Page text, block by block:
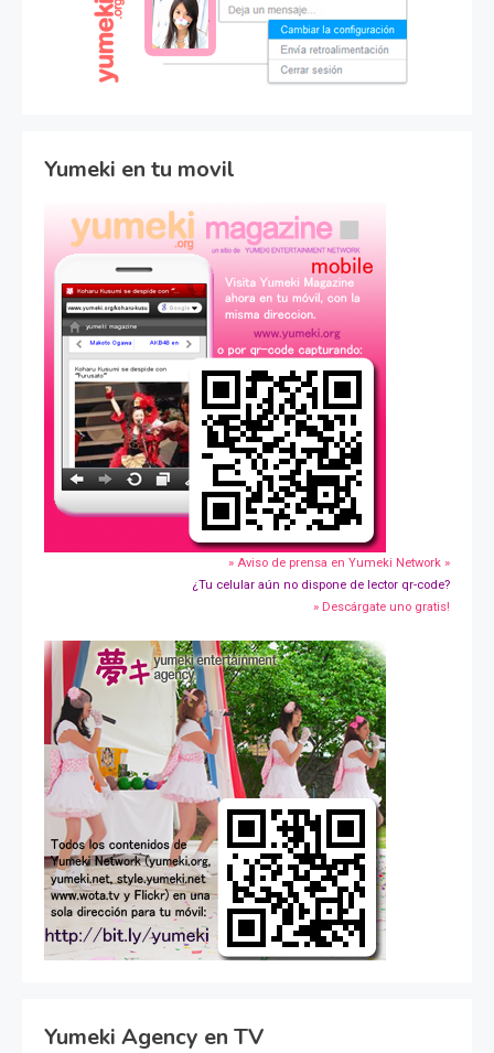
Yumeki en tu movil
» Aviso de prensa en Yumeki Network »
¿Tu celular aún no dispone de lector qr-code?
» Descárgate uno gratis!
Yumeki Agency en TV